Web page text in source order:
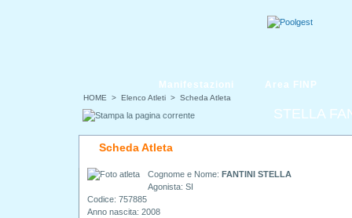
HOME > Elenco Atleti > Scheda Atleta
Manifestazioni Area FINP
STELLA
Scheda Atleta
Cognome e Nome: FANTINI STELLA
Agonista: SI
Codice: 757885
Anno nascita: 2008